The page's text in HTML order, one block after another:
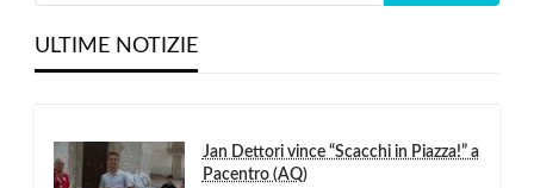
ULTIME NOTIZIE
Jan Dettori vince “Scacchi in Piazza!” a
Pacentro (AQ)